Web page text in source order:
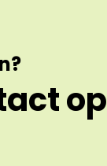
op